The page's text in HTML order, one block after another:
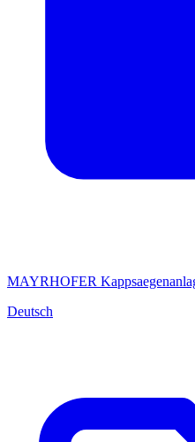
MAYRHOFER
Deutsch